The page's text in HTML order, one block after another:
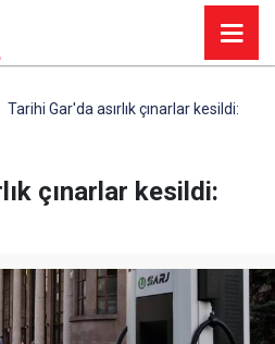
Tarihi Gar'da asırlık çınarlar kesildi:
çınarlar kesildi: